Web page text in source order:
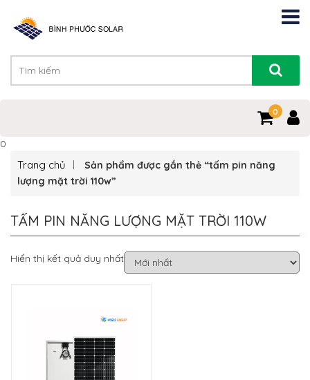
0
0
Trang chủ
Sản phẩm được gắn thẻ “tấm pin năng
lượng mặt trời 110w”
TẤM PIN NĂNG LƯỢNG MẶT TRỜI 110W
Hiển thị kết quả duy nhất